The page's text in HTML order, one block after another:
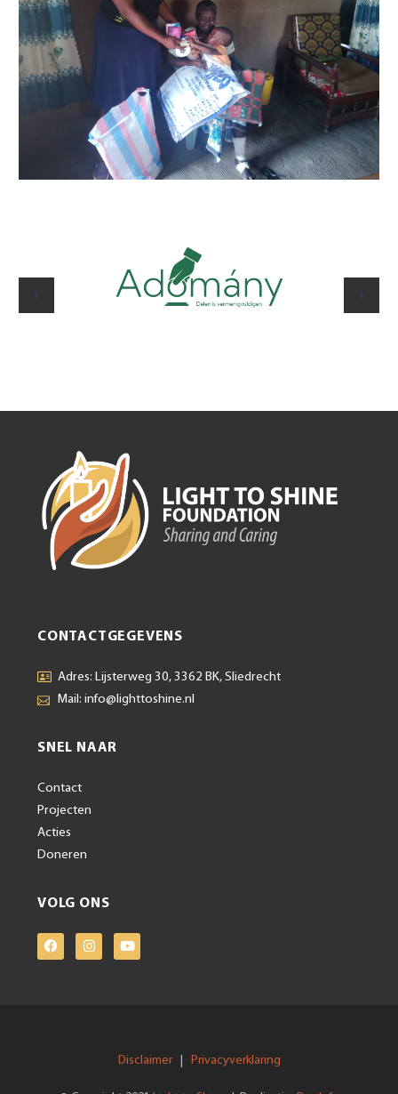
CONTACTGEGEVENS
Adres: Lijsterweg 30, 3362 BK, Sliedrecht
Mail: info@lighttoshine.nl
SNEL NAAR
Contact
Projecten
Acties
Doneren
VOLG ONS
Disclaimer Privacyverklaring